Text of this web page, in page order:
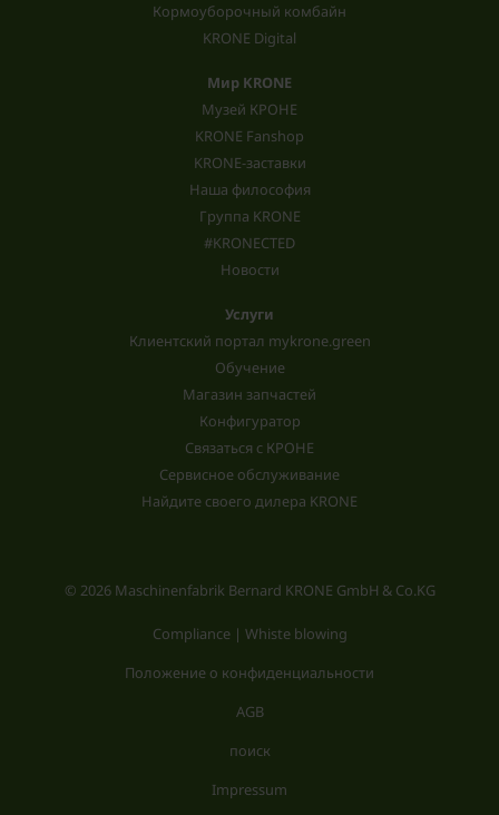
Кормоуборочный комбайн
KRONE Digital
Мир KRONE
Музей КРОНЕ
KRONE Fanshop
KRONE-заставки
Наша философия
Группа KRONE
#KRONECTED
Новости
Услуги
Клиентский портал mykrone.green
Обучение
Магазин запчастей
Конфигуратор
Связаться с КРОНЕ
Сервисное обслуживание
Найдите своего дилера KRONE
© 2026 Maschinenfabrik Bernard KRONE GmbH & Co.KG
Compliance | Whiste blowing
Положение о конфиденциальности
AGB
поиск
Impressum